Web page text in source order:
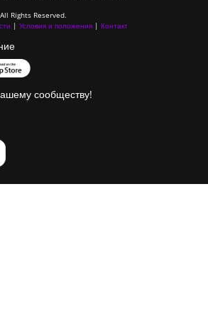
Rights Reserved.
| Условия и положения | Контакт
сообществу!